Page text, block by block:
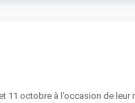
11 octobre à l’occasion de